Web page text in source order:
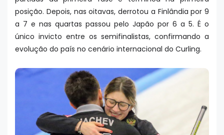
posição. Depois, nas oitavas, derrotou a Finlândia por 9
a 7 e nas quartas passou pelo Japão por 6 a 5. É o
único invicto entre os semifinalistas, confirmando a
evolução do país no cenário internacional do Curling.